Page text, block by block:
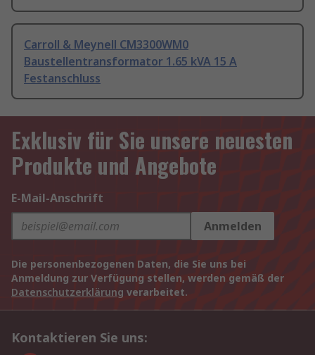
Carroll & Meynell CM3300WM0
Baustellentransformator 1.65 kVA 15 A
Festanschluss
Exklusiv für Sie unsere neuesten
Produkte und Angebote
E-Mail-Anschrift
Anmelden
Die personenbezogenen Daten, die Sie uns bei
Anmeldung zur Verfügung stellen, werden gemäß der
Datenschutzerklärung verarbeitet.
Kontaktieren Sie uns: